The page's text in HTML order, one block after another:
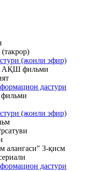
(жонли эфир)
АҚШ фильми
дастури
фильми
(жонли эфир)
алангаси" 3-қисм
дастури